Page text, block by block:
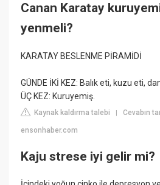
Canan Karatay
yenmeli?
KARATAY BESLENME PİRAMİDİ
GÜNDE İKİ KEZ: Balık eti, kuzu eti,
ÜÇ KEZ: Kuruyemiş.
Kaynak kaldırma talebi |Cevabın
ensonhaber.com
Kaju strese iyi gelir mi?